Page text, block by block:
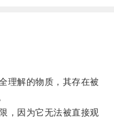
解的物质，其存在被
因为它无法被直接观